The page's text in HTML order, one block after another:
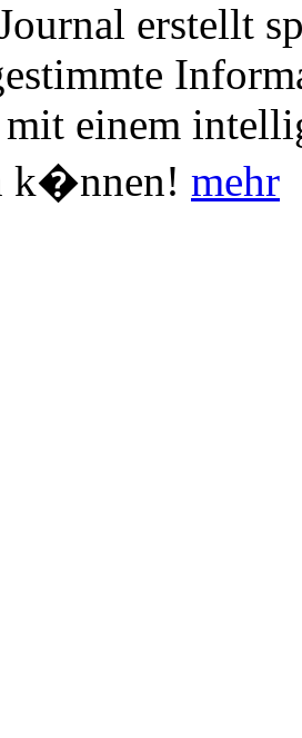
erstellt
einem
k�nnen! mehr